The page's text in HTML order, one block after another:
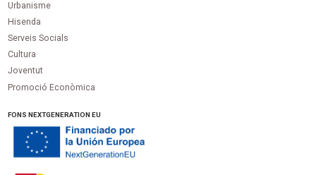
Urbanisme
Hisenda
Serveis Socials
Cultura
Joventut
Promoció Econòmica
FONS NEXTGENERATION EU